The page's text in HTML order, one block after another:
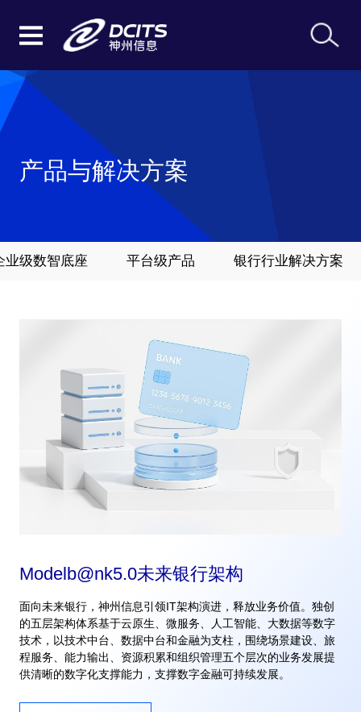
产品与解决方案
业级数智底座 平台级产品 银行行业解决方案
Modelb@nk5.0未来银行架构
面向未来银行，神州信息引领IT架构演进，释放业务价值。独创
的五层架构体系基于云原生、微服务、人工智能、大数据等数字
技术，以技术中台、数据中台和金融为支柱，围绕场景建设、旅
程服务、能力输出、资源积累和组织管理五个层次的业务发展提
供清晰的数字化支撑能力，支撑数字金融可持续发展。